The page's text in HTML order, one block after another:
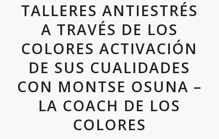
TALLERES ANTIESTRÉS
A TRAVÉS DE LOS
COLORES ACTIVACIÓN
DE SUS CUALIDADES
CON MONTSE OSUNA –
LA COACH DE LOS
COLORES